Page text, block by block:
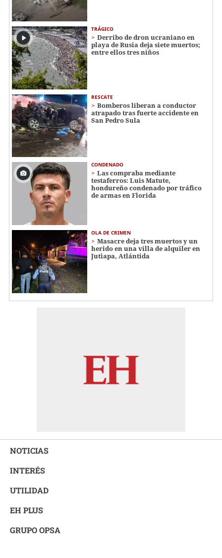
TRÁGICO
Derribo de dron ucraniano en
playa de Rusia deja siete muertos;
entre ellos tres niños
RESCATE
Bomberos liberan a conductor
atrapado tras fuerte accidente en
San Pedro Sula
CONDENADO
Las compraba mediante
testaferros: Luis Matute,
hondureño condenado por tráfico
de armas en Florida
OLA DE CRIMEN
Masacre deja tres muertos y un
herido en una villa de alquiler en
Jutiapa, Atlántida
NOTICIAS
INTERÉS
UTILIDAD
EH PLUS
GRUPO OPSA